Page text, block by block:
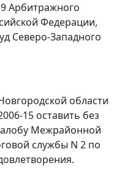
Арбитражного
Федерации,
Северо-Западного
области
15 оставить без
Межрайонной
службы N 2 по